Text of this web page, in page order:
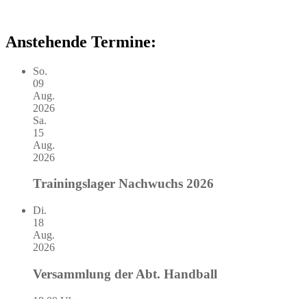
Anstehende Termine:
So.
09
Aug.
2026
Sa.
15
Aug.
2026
Trainingslager Nachwuchs 2026
Di.
18
Aug.
2026
Versammlung der Abt. Handball